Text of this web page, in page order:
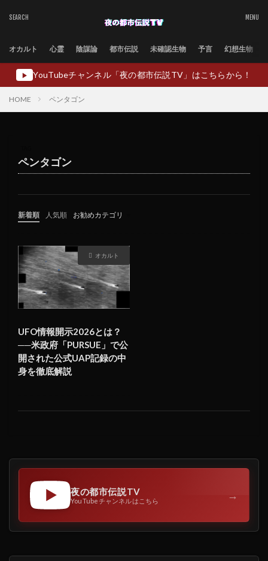
オカルト 心霊 陰謀論 都市伝説 未確認生物 予言 幻想生物
▶ YouTubeチャンネル「夜の都市伝説TV」はこちらから！
HOME ペンタゴン
ペンタゴン
新着順 人気順
お勧めカテゴリ
オカルト
UFO情報開示2026とは？
──米政府「PURSUE」で公
開された公式UAP記録の中
身を徹底解説
夜の都市伝説TV
YouTubeチャンネルはこちら →